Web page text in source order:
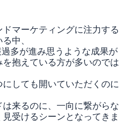
マーケティングに注力する
中、
多が進み思うような成果が
を抱えている方が多いのでは
しても開いていただくのに
来るのに、一向に繋がらな
受けるシーンとなってきま